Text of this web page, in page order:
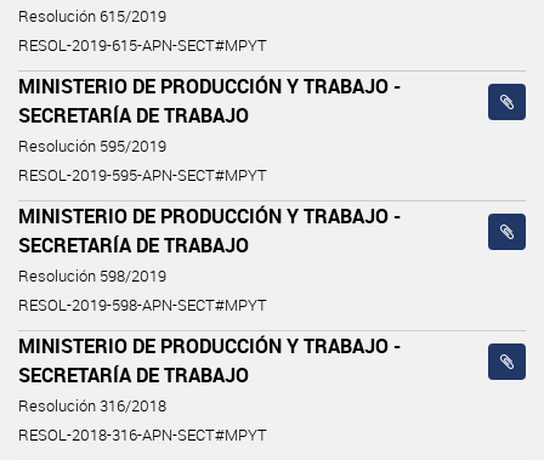
Resolución 615/2019
RESOL-2019-615-APN-SECT#MPYT
MINISTERIO DE PRODUCCIÓN Y TRABAJO -
SECRETARÍA DE TRABAJO
Resolución 595/2019
RESOL-2019-595-APN-SECT#MPYT
MINISTERIO DE PRODUCCIÓN Y TRABAJO -
SECRETARÍA DE TRABAJO
Resolución 598/2019
RESOL-2019-598-APN-SECT#MPYT
MINISTERIO DE PRODUCCIÓN Y TRABAJO -
SECRETARÍA DE TRABAJO
Resolución 316/2018
RESOL-2018-316-APN-SECT#MPYT